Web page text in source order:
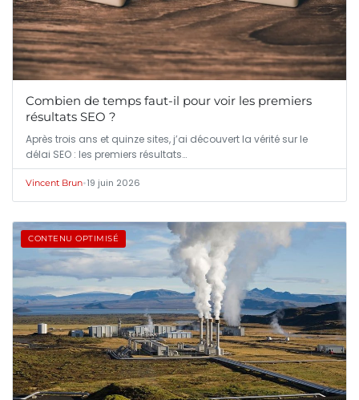
Combien de temps faut-il pour voir les premiers
résultats SEO ?
Après trois ans et quinze sites, j’ai découvert la vérité sur le
délai SEO : les premiers résultats…
Vincent Brun•19 juin 2026
CONTENU OPTIMISÉ